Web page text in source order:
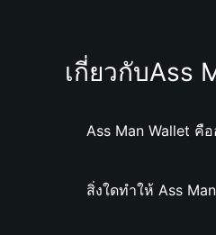
เกี่ยวกับAss
Ass Man Wallet คือ
สิ่งใดทำให้ Ass